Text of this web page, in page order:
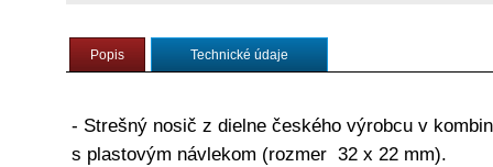
Popis Technické údaje
- Strešný nosič z dielne českého výrobcu v
s plastovým návlekom (rozmer 32 x 22 mm).